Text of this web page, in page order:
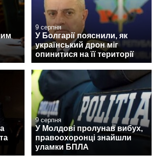
9 серпня
У Болгарії пояснили, як
український дрон міг
опинитися на її території
9 серпня
У Молдові пролунав вибух,
правоохоронці знайшли
уламки БПЛА